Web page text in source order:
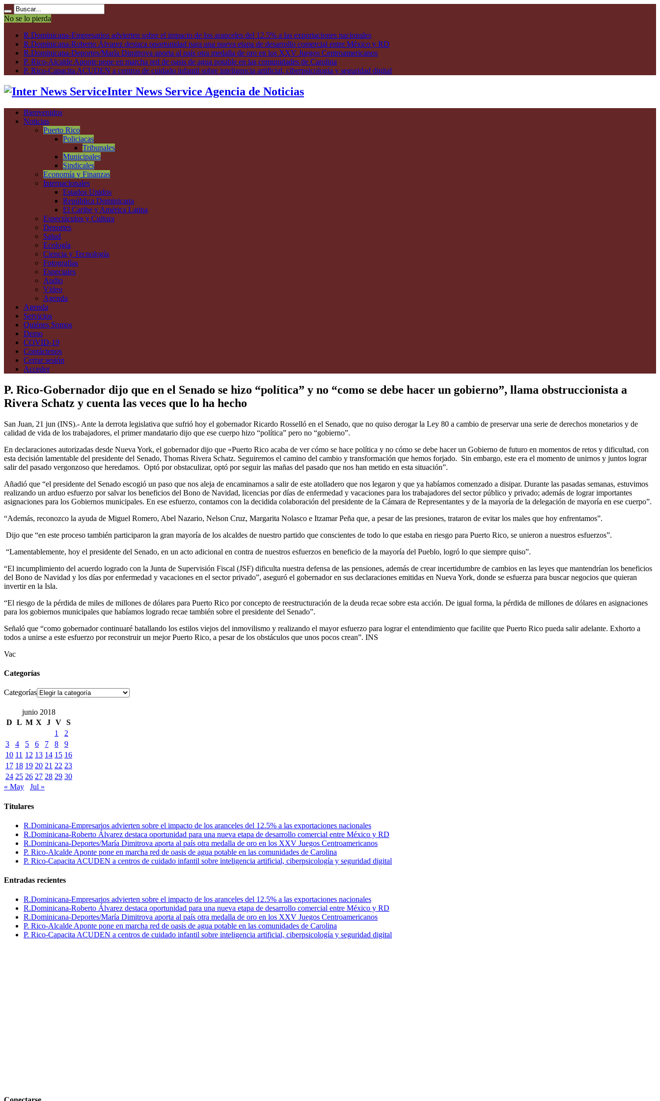
No se lo pierda
R.Dominicana-Empresarios advierten sobre el impacto de los aranceles del 12.5% a las exportaciones nacionales
R.Dominicana-Roberto Álvarez destaca oportunidad para una nueva etapa de desarrollo comercial entre México y RD
R.Dominicana-Deportes/María Dimitrova aporta al país otra medalla de oro en los XXV Juegos Centroamericanos
P. Rico-Alcalde Aponte pone en marcha red de oasis de agua potable en las comunidades de Carolina
P. Rico-Capacita ACUDEN a centros de cuidado infantil sobre inteligencia artificial, ciberpsicología y seguridad digital
Inter News Service Agencia de Noticias
Bienvenidos
Noticias
Puerto Rico
Policiacas
Tribunales
Municipales
Sindicales
Economía y Finanzas
Internacionales
Estados Unidos
República Dominicana
El Caribe y América Latina
Espectáculos y Cultura
Deportes
Salud
Ecología
Ciencia y Tecnología
Fotografías
Especiales
Audio
Vídeo
Agenda
Agenda
Servicios
Quiénes Somos
Demo
COVID-19
Contáctenos
Cerrar sesión
Acceder
P. Rico-Gobernador dijo que en el Senado se hizo “política” y no “como se debe hacer un gobierno”, llama obstruccionista a
Rivera Schatz y cuenta las veces que lo ha hecho
San Juan, 21 jun (INS).- Ante la derrota legislativa que sufrió hoy el gobernador Ricardo Rosselló en el Senado, que no quiso derogar la Ley 80 a cambio de preservar una serie de derechos monetarios y de
calidad de vida de los trabajadores, el primer mandatario dijo que ese cuerpo hizo “política” pero no “gobierno”.
En declaraciones autorizadas desde Nueva York, el gobernador dijo que «Puerto Rico acaba de ver cómo se hace política y no cómo se debe hacer un Gobierno de futuro en momentos de retos y dificultad, con
esta decisión lamentable del presidente del Senado, Thomas Rivera Schatz. Seguiremos el camino del cambio y transformación que hemos forjado. Sin embargo, este era el momento de unirnos y juntos lograr
salir del pasado vergonzoso que heredamos. Optó por obstaculizar, optó por seguir las mañas del pasado que nos han metido en esta situación”.
Añadió que “el presidente del Senado escogió un paso que nos aleja de encaminarnos a salir de este atolladero que nos legaron y que ya habíamos comenzado a disipar. Durante las pasadas semanas, estuvimos
realizando un arduo esfuerzo por salvar los beneficios del Bono de Navidad, licencias por días de enfermedad y vacaciones para los trabajadores del sector público y privado; además de lograr importantes
asignaciones para los Gobiernos municipales. En ese esfuerzo, contamos con la decidida colaboración del presidente de la Cámara de Representantes y de la mayoría de la delegación de mayoría en ese cuerpo”.
“Además, reconozco la ayuda de Miguel Romero, Abel Nazario, Nelson Cruz, Margarita Nolasco e Itzamar Peña que, a pesar de las presiones, trataron de evitar los males que hoy enfrentamos”.
Dijo que “en este proceso también participaron la gran mayoría de los alcaldes de nuestro partido que conscientes de todo lo que estaba en riesgo para Puerto Rico, se unieron a nuestros esfuerzos”.
“Lamentablemente, hoy el presidente del Senado, en un acto adicional en contra de nuestros esfuerzos en beneficio de la mayoría del Pueblo, logró lo que siempre quiso”.
“El incumplimiento del acuerdo logrado con la Junta de Supervisión Fiscal (JSF) dificulta nuestra defensa de las pensiones, además de crear incertidumbre de cambios en las leyes que mantendrían los beneficios
del Bono de Navidad y los días por enfermedad y vacaciones en el sector privado”, aseguró el gobernador en sus declaraciones emitidas en Nueva York, donde se esfuerza para buscar negocios que quieran
invertir en la Isla.
“El riesgo de la pérdida de miles de millones de dólares para Puerto Rico por concepto de reestructuración de la deuda recae sobre esta acción. De igual forma, la pérdida de millones de dólares en asignaciones
para los gobiernos municipales que habíamos logrado recae también sobre el presidente del Senado”.
Señaló que “como gobernador continuaré batallando los estilos viejos del inmovilismo y realizando el mayor esfuerzo para lograr el entendimiento que facilite que Puerto Rico pueda salir adelante. Exhorto a
todos a unirse a este esfuerzo por reconstruir un mejor Puerto Rico, a pesar de los obstáculos que unos pocos crean”. INS
Vac
Categorías
Categorías
junio 2018
D L M X J V S
1
2
3
4 5 6 7 8
9
10 11 12 13 14 15 16
17 18 19 20 21 22 23
24 25 26 27 28 29 30
« May
Jul »
Titulares
R.Dominicana-Empresarios advierten sobre el impacto de los aranceles del 12.5% a las exportaciones nacionales
R.Dominicana-Roberto Álvarez destaca oportunidad para una nueva etapa de desarrollo comercial entre México y RD
R.Dominicana-Deportes/María Dimitrova aporta al país otra medalla de oro en los XXV Juegos Centroamericanos
P. Rico-Alcalde Aponte pone en marcha red de oasis de agua potable en las comunidades de Carolina
P. Rico-Capacita ACUDEN a centros de cuidado infantil sobre inteligencia artificial, ciberpsicología y seguridad digital
Entradas recientes
R.Dominicana-Empresarios advierten sobre el impacto de los aranceles del 12.5% a las exportaciones nacionales
R.Dominicana-Roberto Álvarez destaca oportunidad para una nueva etapa de desarrollo comercial entre México y RD
R.Dominicana-Deportes/María Dimitrova aporta al país otra medalla de oro en los XXV Juegos Centroamericanos
P. Rico-Alcalde Aponte pone en marcha red de oasis de agua potable en las comunidades de Carolina
P. Rico-Capacita ACUDEN a centros de cuidado infantil sobre inteligencia artificial, ciberpsicología y seguridad digital